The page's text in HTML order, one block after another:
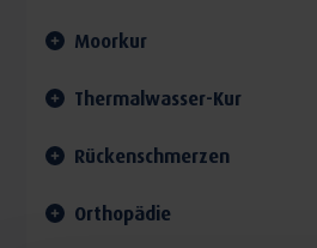
Moorkur
Thermalwasser-Kur
Rückenschmerzen
Orthopädie